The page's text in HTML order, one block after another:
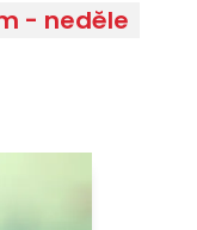
- neděle